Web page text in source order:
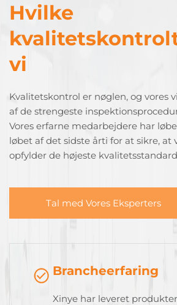
Hvilke
vi
Kvalitetskontrol er nøglen, og vores
af de strengeste
Vores erfarne medarbejdere har
løbet af det sidste årti for at sikre, at
opfylder de højeste
Tal med Vores Eksperters
Brancheerfaring
Xinye har leveret